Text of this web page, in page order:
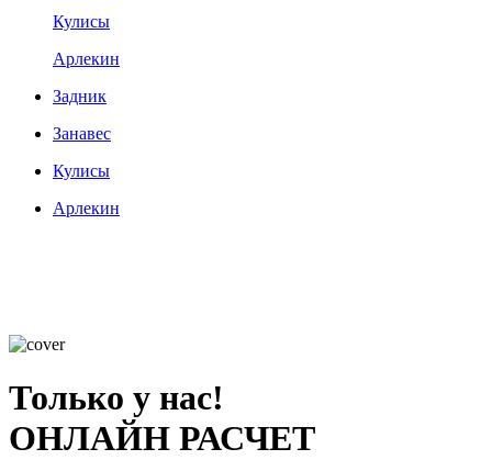
Кулисы
Арлекин
Задник
Занавес
Кулисы
Арлекин
Только у нас!
ОНЛАЙН РАСЧЕТ